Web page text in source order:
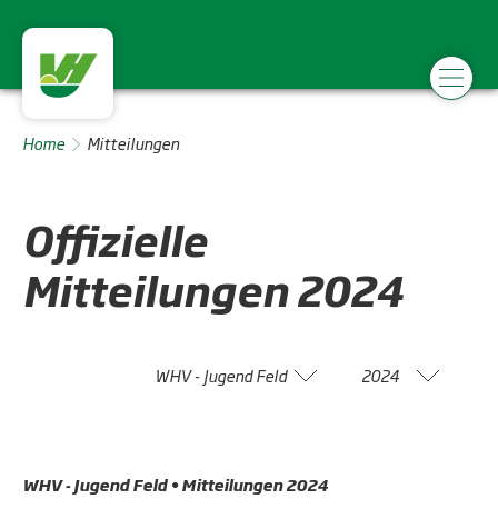
Home Mitteilungen
Offizielle
Mitteilungen2024
WHV - Jugend Feld 2024
WHV - Jugend Feld • Mitteilungen 2024